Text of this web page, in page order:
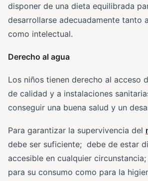
disponer de una dieta equilibrada
desarrollarse adecuadamente tanto
como intelectual.
Derecho al agua
Los niños tienen derecho al acceso
de calidad y a instalaciones
conseguir una buena salud y un
Para garantizar la supervivencia del
debe ser suficiente; debe de estar
accesible en cualquier
para su consumo como para la